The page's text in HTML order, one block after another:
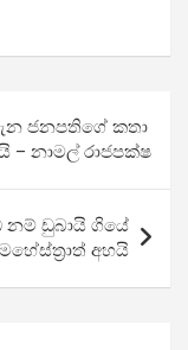
ජනපතිගේ කතා
– නාමල් රාජපක්ෂ
නම් ඩුබායි ගියේ
අහයි